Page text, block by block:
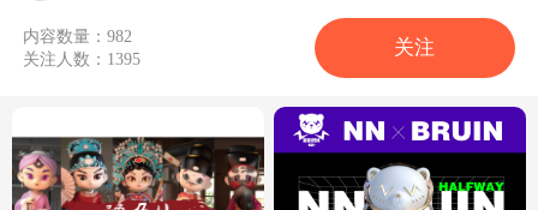
内容数量：982
关注人数： 1395
关注